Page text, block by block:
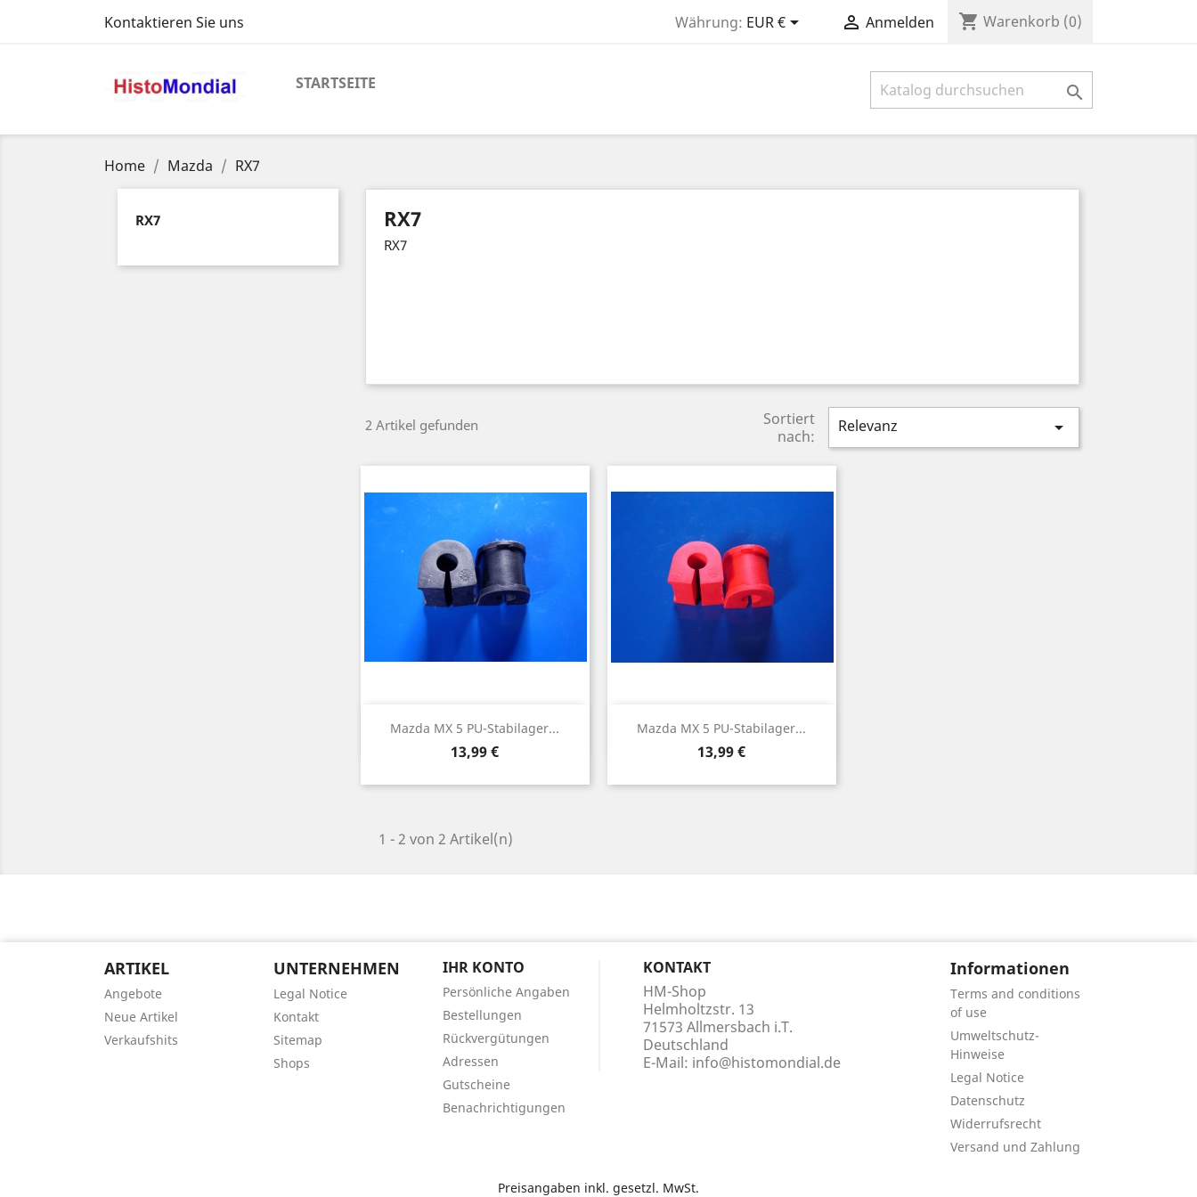
Kontaktieren Sie uns Währung: EUR €  Anmelden shopping_cart Warenkorb (0)
STARTSEITE 
Home Mazda RX7
RX7 RX7
RX7
2 Artikel gefunden
Sortiert
nach:
Relevanz 
Mazda MX 5 PU-Stabilager...
Preis
13,99 €
Vorschau Mazda MX 5 PU-Stabilager...
Preis
13,99 €
Vorschau
1 - 2 von 2 Artikel(n)
ARTIKEL
Angebote
Neue Artikel
Verkaufshits
UNTERNEHMEN
Legal Notice
Kontakt
Sitemap
Shops
IHR KONTO
Persönliche Angaben
Bestellungen
Rückvergütungen
Adressen
Gutscheine
Benachrichtigungen
KONTAKT
HM-Shop
Helmholtzstr. 13
71573 Allmersbach i.T.
Deutschland
E-Mail: info@histomondial.de
Informationen
Terms and conditions
of use
Umweltschutz-
Hinweise
Legal Notice
Datenschutz
Widerrufsrecht
Versand und Zahlung
Preisangaben inkl. gesetzl. MwSt.